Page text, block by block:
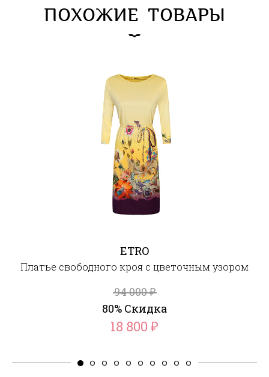
ПОХОЖИЕ ТОВАРЫ
ETRO
Платье свободного кроя с цветочным узором
94 000₽
80% Скидка
18 800 ₽